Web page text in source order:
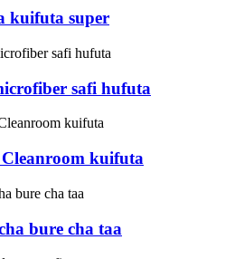
kuifuta super
safi hufuta
kuifuta
bure cha taa